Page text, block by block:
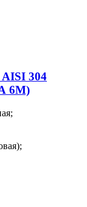
304
6М)